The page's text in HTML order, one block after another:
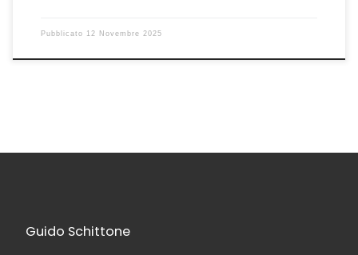
Pubblicato 12 Novembre 2025
Guido Schittone